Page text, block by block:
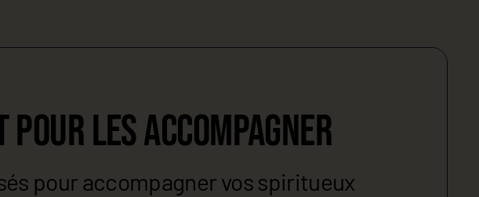
LES ACCOMPAGNER
pour accompagner vos spiritueux